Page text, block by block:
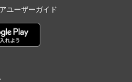
ユーザーガイド